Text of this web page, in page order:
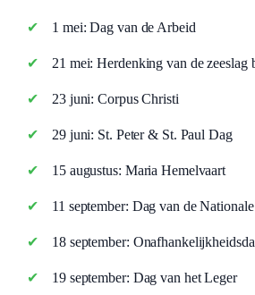
1 mei: Dag van de Arbeid
21 mei: Herdenking van de zeeslag
23 juni: Corpus Christi
29 juni: St. Peter & St. Paul Dag
15 augustus: Maria Hemelvaart
11 september: Dag van de
18 september:
19 september: Dag van het Leger